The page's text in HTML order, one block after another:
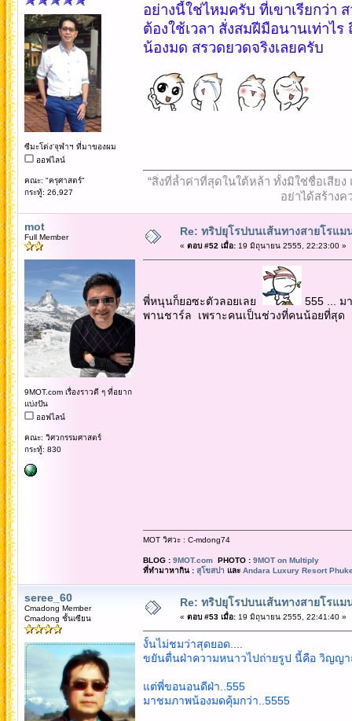
ซีมะโด่ง'จุฬาฯ ที่มาของผม
ออฟไลน์
คณะ: "ครุศาสตร์"
กระทู้: 26,927
อย่างนี้ใช่ไหมครับ ที่เขาเรียกว่า
ต้องใช้เวลา สั่งสมฝีมือนานเท่าไ
น้องมด สรวดยวดจริงเลยครับ
“สิ่งที่ล้ำค่าที่สุดในใต้หล้า ทั้งมิใช่ชื่อเสีย
อย่าได้สร้างค
mot
Full Member
9MOT.com เรื่องราวดี ๆ ที่อยาก
แบ่งปัน
ออฟไลน์
คณะ: วิศวกรรมศาสตร์
กระทู้: 830
Re: ทริปยุโรปบนเส้นทางสายโรแม
« ตอบ #52 เมื่อ:19 มิถุนายน 2555, 22:23:00 »
พี่หนุนก็ยอซะตัวลอยเลย
555 ... ม
พานชาร์ล เพราะคนเป็นช่วงที่คนน้อยที่สุด
MOT วิศวะ : C-mdong74
BLOG : 9MOT.comPHOTO : 9MOT on Multiply
ที่ทำมาหากิน : สุโขสปา และ Andara Luxury Resort
seree_60
Cmadong Member
Cmadong ชั้นเซียน
Re: ทริปยุโรปบนเส้นทางสายโรแม
« ตอบ #53 เมื่อ:19 มิถุนายน 2555, 22:41:40 »
งั้นไม่ชมว่าสุดยอด....
ขยันตื่นฝ่าความหนาวไปถ่ายรูป นี้คือ วิญญ
แต่พี่ขอนอนดีฝ่า..555
มาชมภาพน้องมดคุ้มกว่า..5555